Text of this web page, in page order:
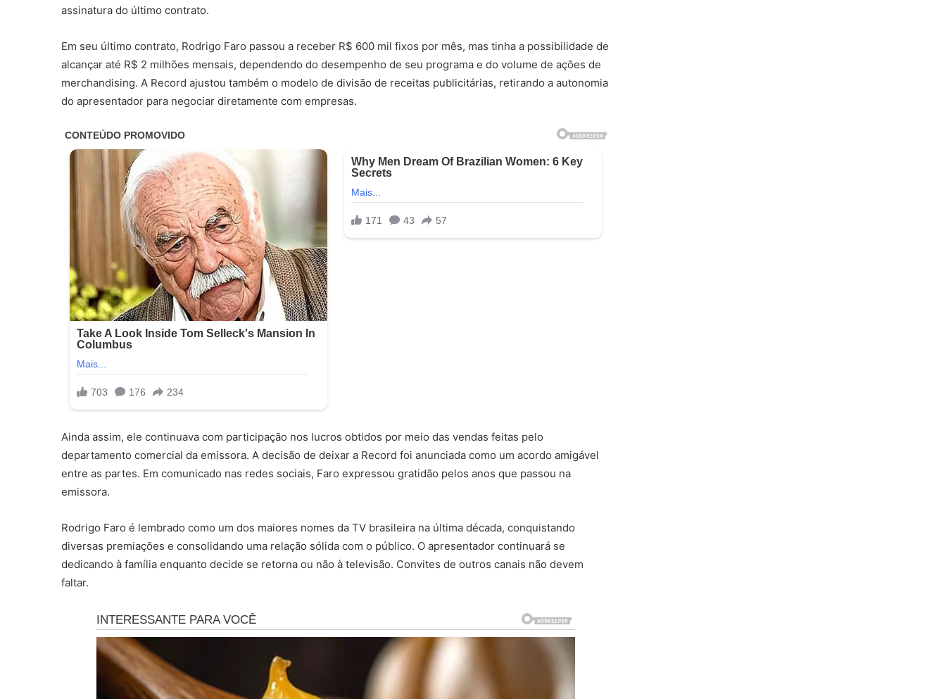
assinatura do último contrato.
Em seu último contrato, Rodrigo Faro passou a receber R$ 600 mil fixos por mês, mas tinha a possibilidade de
alcançar até R$ 2 milhões mensais, dependendo do desempenho de seu programa e do volume de ações de
merchandising. A Record ajustou também o modelo de divisão de receitas publicitárias, retirando a autonomia
do apresentador para negociar diretamente com empresas.
Ainda assim, ele continuava com participação nos lucros obtidos por meio das vendas feitas pelo
departamento comercial da emissora. A decisão de deixar a Record foi anunciada como um acordo amigável
entre as partes. Em comunicado nas redes sociais, Faro expressou gratidão pelos anos que passou na
emissora.
Rodrigo Faro é lembrado como um dos maiores nomes da TV brasileira na última década, conquistando
diversas premiações e consolidando uma relação sólida com o público. O apresentador continuará se
dedicando à família enquanto decide se retorna ou não à televisão. Convites de outros canais não devem
faltar.